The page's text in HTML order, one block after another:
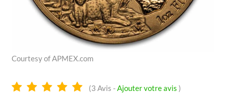
Courtesy of APMEX.com
4.9
(3 Avis -Ajouter votre avis )